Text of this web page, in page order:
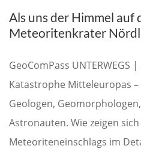
Als uns der Himmel auf
Meteoritenkrater
GeoComPass UNTERWEGS
Katastrophe Mitteleuropas
Geologen,
Astronauten. Wie zeigen
Meteoriteneinschlags im